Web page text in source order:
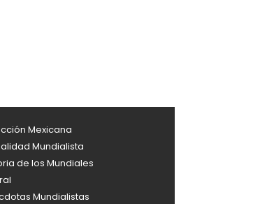
Mexicana
Mundialista
de los Mundiales
Mundialistas